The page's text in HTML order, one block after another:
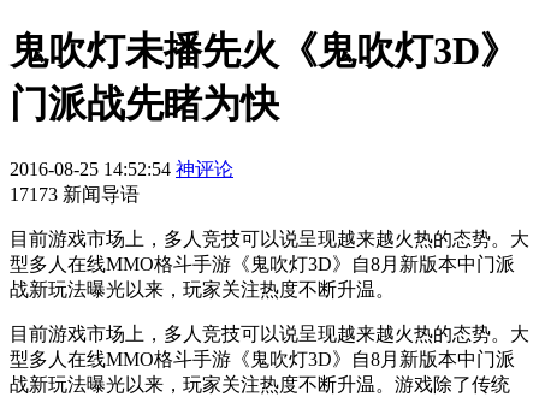
鬼吹灯未播先火《鬼吹灯3D》
门派战先睹为快
2016-08-25 14:52:54 神评论
17173 新闻导语
目前游戏市场上，多人竞技可以说呈现越来越火热的态势。大
型多人在线MMO格斗手游《鬼吹灯3D》自8月新版本中门派
战新玩法曝光以来，玩家关注热度不断升温。
目前游戏市场上，多人竞技可以说呈现越来越火热的态势。大
型多人在线MMO格斗手游《鬼吹灯3D》自8月新版本中门派
战新玩法曝光以来，玩家关注热度不断升温。游戏除了传统